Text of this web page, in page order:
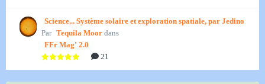
Science... Système solaire et exploration spatiale, par Jedino
Par Tequila Moor dans
FFr Mag' 2.0
21